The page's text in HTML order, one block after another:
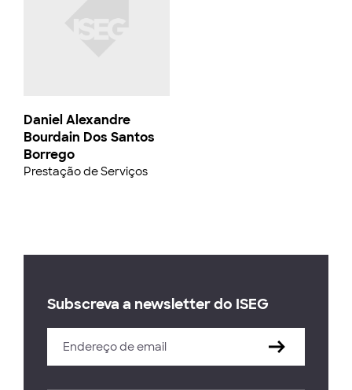
Daniel Alexandre
Bourdain Dos Santos
Borrego
Prestação de Serviços
Subscreva a newsletter do ISEG